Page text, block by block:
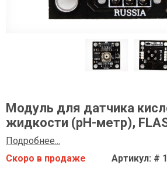
Модуль для датчика
жидкости (pH-метр),
Подробнее...
Скоро в продаже
Артикул: #